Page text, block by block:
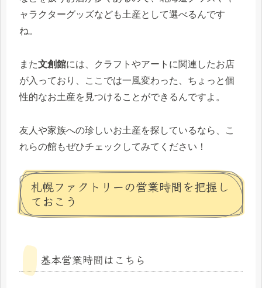
ャラクターグッズなども土産として選べるんです
ね。
また文創館には、クラフトやアートに関連したお店
が入っており、ここでは一風変わった、ちょっと個
性的なお土産を見つけることができるんですよ。
友人や家族への珍しいお土産を探しているなら、こ
れらの館もぜひチェックしてみてください！
札幌ファクトリーの営業時間を把握し
ておこう
基本営業時間はこちら